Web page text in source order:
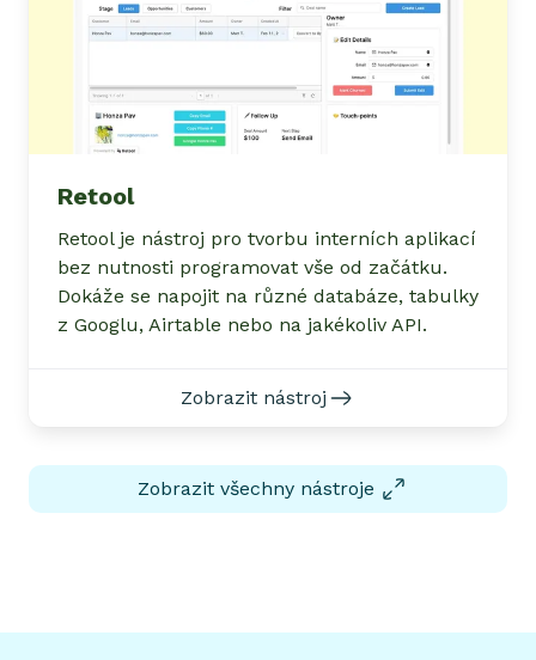
Retool
Retool je nástroj pro tvorbu interních aplikací
bez nutnosti programovat vše od začátku.
Dokáže se napojit na různé databáze, tabulky
z Googlu, Airtable nebo na jakékoliv API.
Zobrazit nástroj
Zobrazit všechny nástroje